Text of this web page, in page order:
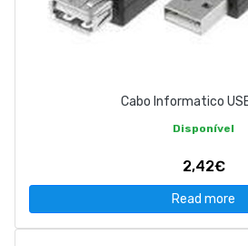
Cabo Informatico
Disponível
2,42€
Read more